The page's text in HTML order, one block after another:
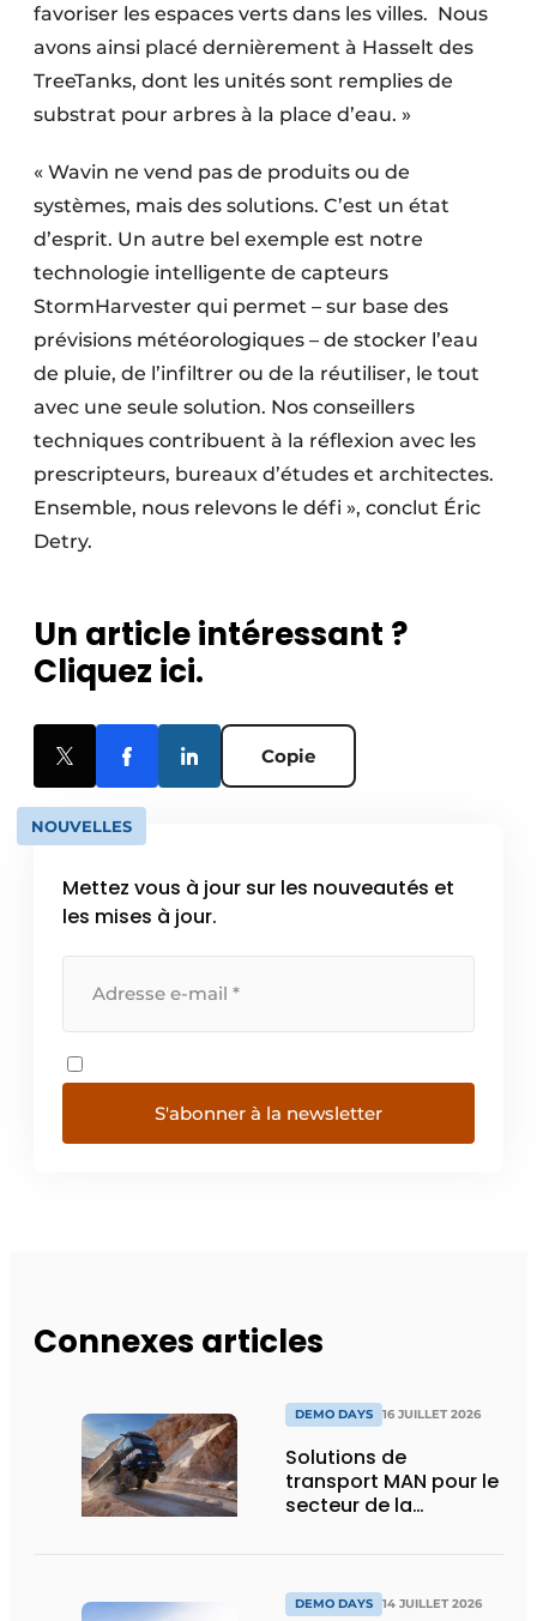
favoriser les espaces verts dans les villes. Nous
avons ainsi placé dernièrement à Hasselt des
TreeTanks, dont les unités sont remplies de
substrat pour arbres à la place d’eau. »
« Wavin ne vend pas de produits ou de
systèmes, mais des solutions. C’est un état
d’esprit. Un autre bel exemple est notre
technologie intelligente de capteurs
StormHarvester qui permet – sur base des
prévisions météorologiques – de stocker l’eau
de pluie, de l’infiltrer ou de la réutiliser, le tout
avec une seule solution. Nos conseillers
techniques contribuent à la réflexion avec les
prescripteurs, bureaux d’études et architectes.
Ensemble, nous relevons le défi », conclut Éric
Detry.
Un article intéressant ?
Cliquez ici.
Copie
NOUVELLES
Mettez vous à jour sur les nouveautés et
les mises à jour.
S'abonner à la newsletter
Connexes articles
DEMO DAYS 16 JUILLET 2026
Solutions de
transport MAN pour le
secteur de la
DEMO DAYS 14 JUILLET 2026